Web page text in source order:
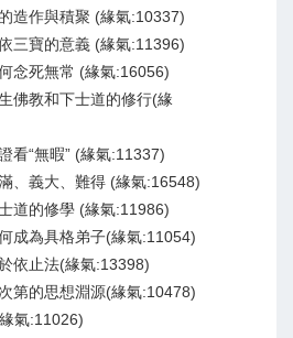
造作與積聚 (緣氣:10337)
三寶的意義 (緣氣:11396)
念死無常 (緣氣:16056)
佛教和下士道的修行(緣
看“無暇” (緣氣:11337)
、義大、難得 (緣氣:16548)
道的修學 (緣氣:11986)
成為具格弟子(緣氣:11054)
依止法(緣氣:13398)
第的思想淵源(緣氣:10478)
氣:11026)